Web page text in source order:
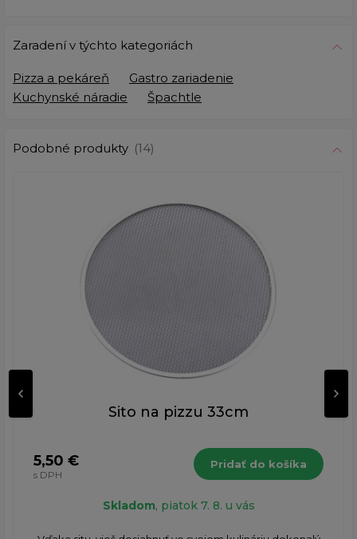
Zaradení v týchto kategoriách
Pizza a pekáreň
Gastro zariadenie
Kuchynské náradie
Špachtle
Podobné produkty (14)
Sito na pizzu 33cm
5,50 €
s DPH
Pridať do košíka
Skladom, piatok 7. 8. u vás